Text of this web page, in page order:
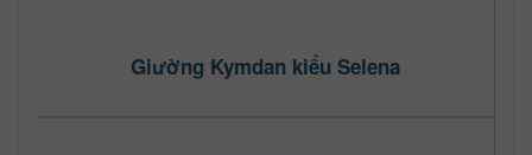
Giường Kymdan kiểu Selena